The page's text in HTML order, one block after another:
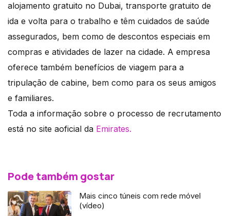
alojamento gratuito no Dubai, transporte gratuito de
ida e volta para o trabalho e têm cuidados de saúde
assegurados, bem como de descontos especiais em
compras e atividades de lazer na cidade. A empresa
oferece também benefícios de viagem para a
tripulação de cabine, bem como para os seus amigos
e familiares.
Toda a informação sobre o processo de recrutamento
está no site aoficial da Emirates.
Pode também gostar
Mais cinco túneis com rede móvel
(vídeo)